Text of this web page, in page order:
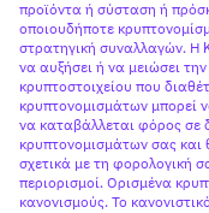
περισσότερο από
οπότε αυτό θα
τακτοποιήσει
υπόλοιπος όγκος
σημασία ποιο
την εντολή
Σημειώστε ότι
και υπερβολικά
•
Οι εντολές που
της απόστασής
επίσης στον
•
Για τον
εντολών στην
που λαμβάνονται
προϊόντα ή σύσταση ή
οποιουδήποτε
στρατηγική συναλλαγών. Η
να αυξήσει ή να μειώσει
κρυπτοστοιχείου που
κρυπτονομισμάτων μπορεί
να καταβάλλεται φόρος σε
κρυπτονομισμάτων σας και
σχετικά με τη φορολογική
περιορισμοί. Ορισμένα
κανονισμούς. Το